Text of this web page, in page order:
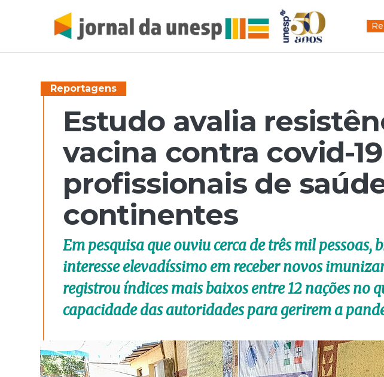
Reportagens
Estudo avalia
vacina contra covid-
profissionais de
continentes
Em pesquisa que ouviu cerca de três mil
interesse elevadíssimo em receber novos
registrou índices mais baixos entre 12 nações no
capacidade das autoridades para gerirem a